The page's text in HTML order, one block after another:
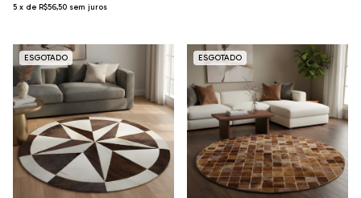
5 x de R$56,50 sem juros
ESGOTADO ESGOTADO